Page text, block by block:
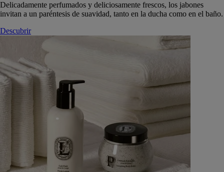
Delicadamente perfumados y deliciosamente frescos, los jabones
invitan a un paréntesis de suavidad, tanto en la ducha como en el baño.
Descubrir